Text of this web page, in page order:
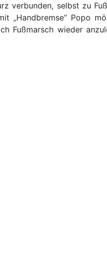
verbunden, selbst zu
„Handbremse“ Popo
Fußmarsch wieder